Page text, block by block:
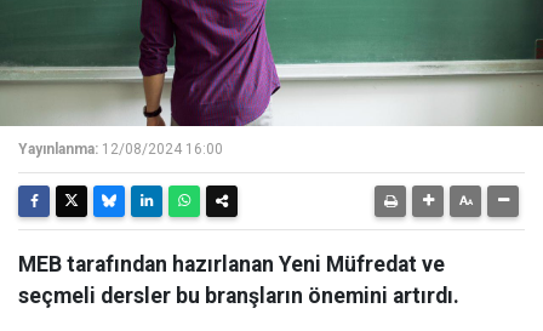
Yayınlanma: 12/08/2024 16:00
MEB tarafından hazırlanan Yeni Müfredat ve
seçmeli dersler bu branşların önemini artırdı.